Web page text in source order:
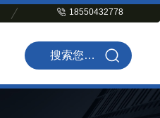
18550432778